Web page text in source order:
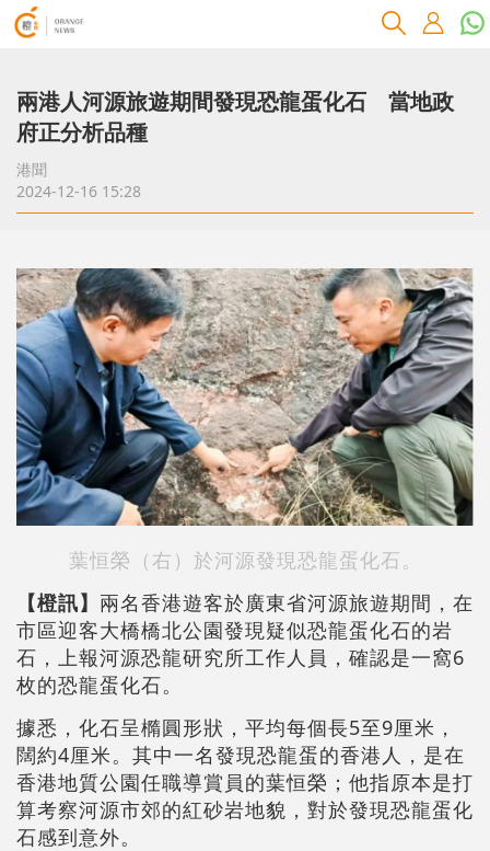
兩港人河源旅遊期間發現恐龍蛋化石 當地政
府正分析品種
港聞
2024-12-16 15:28
葉恒榮（右）於河源發現恐龍蛋化石。
【橙訊】 兩名香港遊客於廣東省河源旅遊期間，在
市區迎客大橋橋北公園發現疑似恐龍蛋化石的岩
石，上報河源恐龍研究所工作人員，確認是一窩6
枚的恐龍蛋化石。
據悉，化石呈橢圓形狀，平均每個長5至9厘米，
闊約4厘米。其中一名發現恐龍蛋的香港人，是在
香港地質公園任職導賞員的葉恒榮；他指原本是打
算考察河源市郊的紅砂岩地貌，對於發現恐龍蛋化
石感到意外。